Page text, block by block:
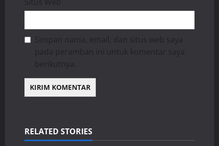
Simpan nama, email, dan situs web saya
pada peramban ini untuk komentar saya
berikutnya.
RELATED STORIES